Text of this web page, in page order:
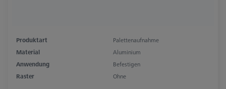
Produktart
Palettenaufnahme
Material
Aluminium
Anwendung
Befestigen
Raster
Ohne